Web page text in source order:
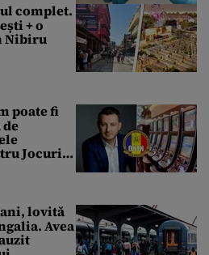
complet.
+ o
Nibiru
poate fi
Jocuri
de
ani, lovită
Avea